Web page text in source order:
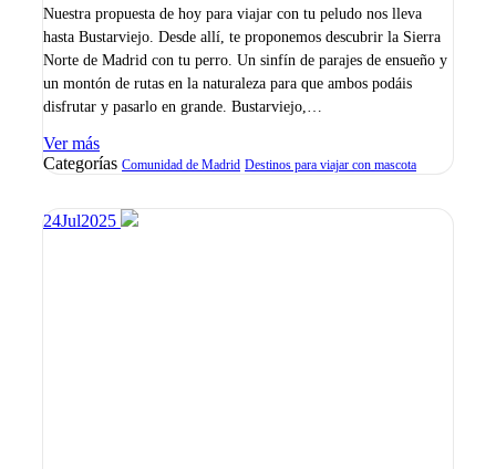
Nuestra propuesta de hoy para viajar con tu peludo nos lleva
hasta Bustarviejo. Desde allí, te proponemos descubrir la Sierra
Norte de Madrid con tu perro. Un sinfín de parajes de ensueño y
un montón de rutas en la naturaleza para que ambos podáis
disfrutar y pasarlo en grande. Bustarviejo,…
Ver más
Categorías Comunidad de Madrid Destinos para viajar con mascota
24Jul2025